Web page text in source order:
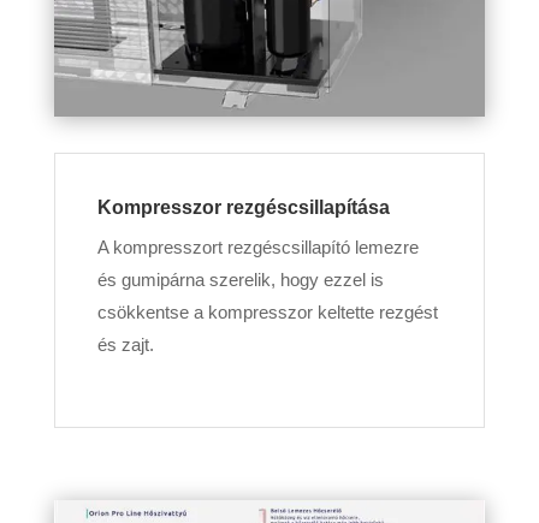
Kompresszor rezgéscsillapítása
A kompresszort rezgéscsillapító lemezre
és gumipárna szerelik, hogy ezzel is
csökkentse a kompresszor keltette rezgést
és zajt.